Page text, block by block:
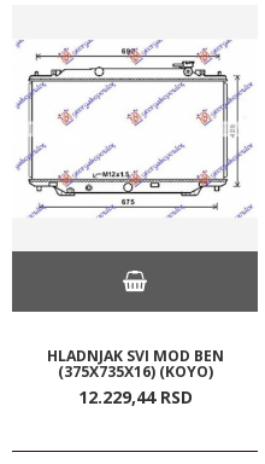
HLADNJAK SVI MOD BEN
(375X735X16) (KOYO)
12.229,44 RSD